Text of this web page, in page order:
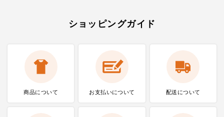
ショッピングガイド
商品について お支払いについて 配送について